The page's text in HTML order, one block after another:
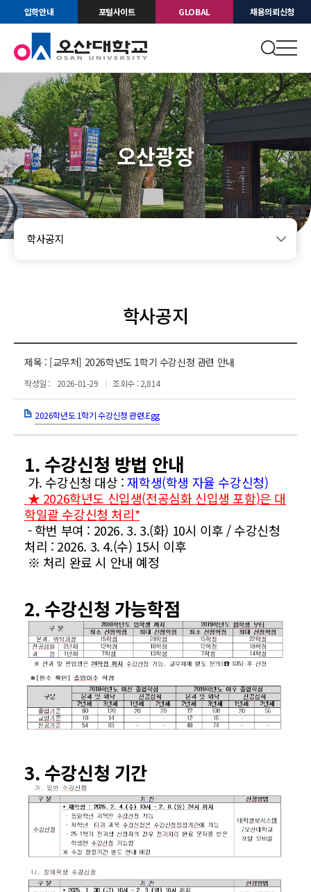
입학안내 포털사이트 GLOBAL 채용의뢰신청
오산광장
학사공지
학사공지
제목 : [교무처] 2026학년도 1학기 수강신청 관련 안내
작성일 : 2026-01-29 조회수 : 2,814
2026학년도 1학기 수강신청 관련.Egg
1. 수강신청 방법 안내
가. 수강신청 대상 :재학생(학생 자율 수강신청)
★ 2026학년도 신입생(전공심화 신입생 포함)은 대
학일괄 수강신청 처리*
- 학번 부여 : 2026. 3. 3.(화) 10시 이후 / 수강신청
처리 : 2026. 3. 4.(수) 15시 이후
※ 처리 완료 시 안내 예정
2. 수강신청 가능학점
3. 수강신청 기간